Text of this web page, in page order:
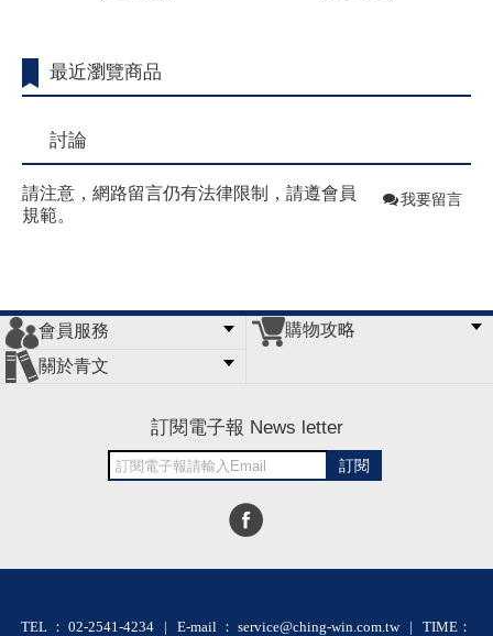
最近瀏覽商品
討論
請注意，網路留言仍有法律限制，請遵會員
規範。
我要留言
會員服務
會員辦法
客服信箱
隱私條款
網站導覽
購物攻略
關於青文
訂閱電子報 News letter
訂閱
TEL ： 02-2541-4234 | E-mail ： service@ching-win.com.tw | TIME：